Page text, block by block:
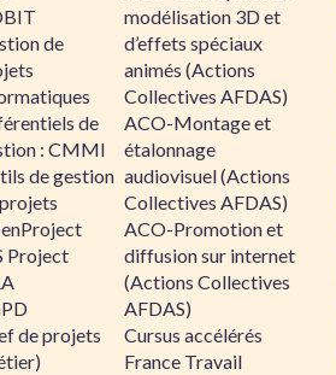
de
de
: CMMI
de gestion
Project
de projets
modélisation 3D et
d’effets spéciaux
animés (Actions
Collectives AFDAS)
ACO-Montage et
étalonnage
audiovisuel (Actions
Collectives AFDAS)
ACO-Promotion et
diffusion sur internet
(Actions Collectives
AFDAS)
Cursus accélérés
France Travail